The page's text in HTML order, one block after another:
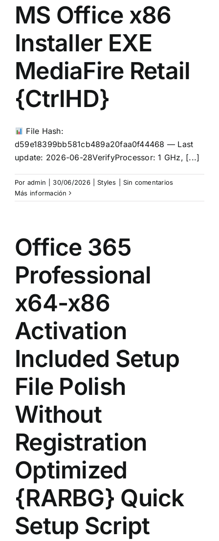
MS Office x86
Installer EXE
MediaFire Retail
{CtrlHD}
File Hash:
d59e18399bb581cb489a20faa0f44468 — Last
update: 2026-06-28VerifyProcessor: 1 GHz, [...]
Por admin 30/06/2026 Styles
Sin comentarios
Más información
Office 365
Professional
x64-x86
Activation
Included Setup
File Polish
Without
Registration
Optimized
{RARBG} Quick
Setup Script